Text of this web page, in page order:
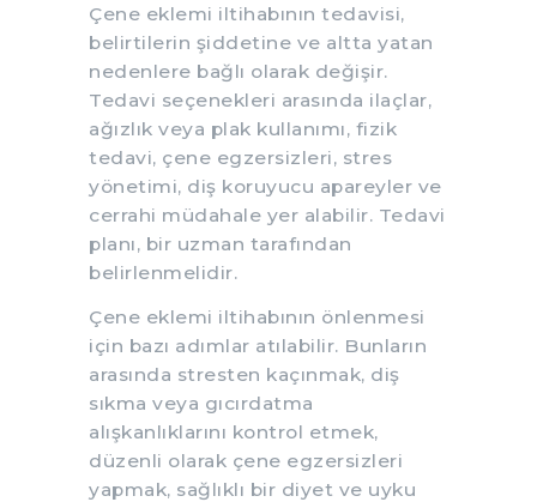
Çene eklemi iltihabının tedavisi,
belirtilerin şiddetine ve altta yatan
nedenlere bağlı olarak değişir.
Tedavi seçenekleri arasında ilaçlar,
ağızlık veya plak kullanımı, fizik
tedavi, çene egzersizleri, stres
yönetimi, diş koruyucu apareyler ve
cerrahi müdahale yer alabilir. Tedavi
planı, bir uzman tarafından
belirlenmelidir.
Çene eklemi iltihabının önlenmesi
için bazı adımlar atılabilir. Bunların
arasında stresten kaçınmak, diş
sıkma veya gıcırdatma
alışkanlıklarını kontrol etmek,
düzenli olarak çene egzersizleri
yapmak, sağlıklı bir diyet ve uyku